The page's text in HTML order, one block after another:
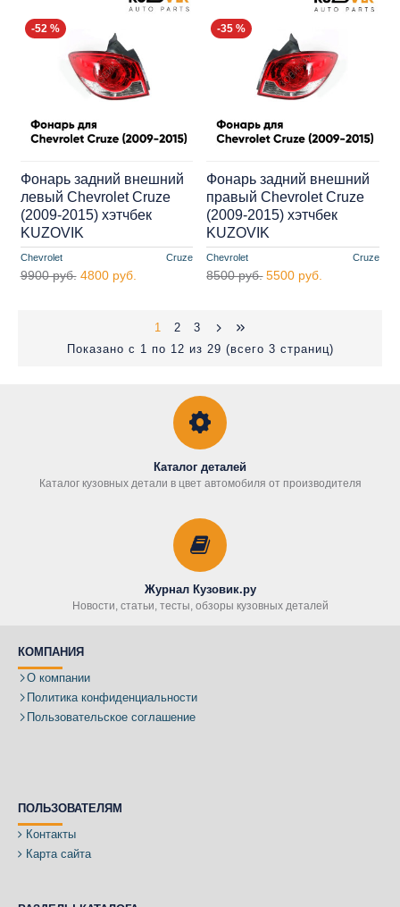
-52 %
Chevrolet Cruze
Фонарь задний внешний
левый Chevrolet Cruze
(2009-2015) хэтчбек
KUZOVIK
9900 руб. 4800 руб.
-35 %
Chevrolet Cruze
Фонарь задний внешний
правый Chevrolet Cruze
(2009-2015) хэтчбек
KUZOVIK
8500 руб. 5500 руб.
1 2
3
Показано с 1 по 12 из 29 (всего 3 страниц)
Каталог деталей
Каталог кузовных детали в цвет автомобиля от производителя
Журнал Кузовик.ру
Новости, статьи, тесты, обзоры кузовных деталей
КОМПАНИЯ
О компании
Политика конфиденциальности
Пользовательское соглашение
ПОЛЬЗОВАТЕЛЯМ
Контакты
Карта сайта